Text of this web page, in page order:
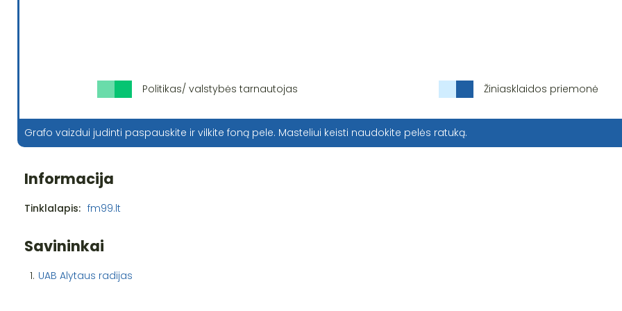
Politikas/ valstybės tarnautojas Žiniasklaidos priemonė
Grafo vaizdui judinti paspauskite ir vilkite foną pele. Masteliui keisti naudokite pelės ratuką.
Informacija
Tinklalapis: fm99.lt
Savininkai
1. UAB Alytaus radijas